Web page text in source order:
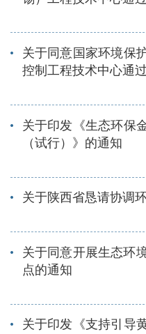
关于同意国家环境保
控制工程技术中心通
关于印发《生态环保
（试行）》的通知
关于陕西省恳请协调
关于同意开展生态环
点的通知
关于印发《支持引导